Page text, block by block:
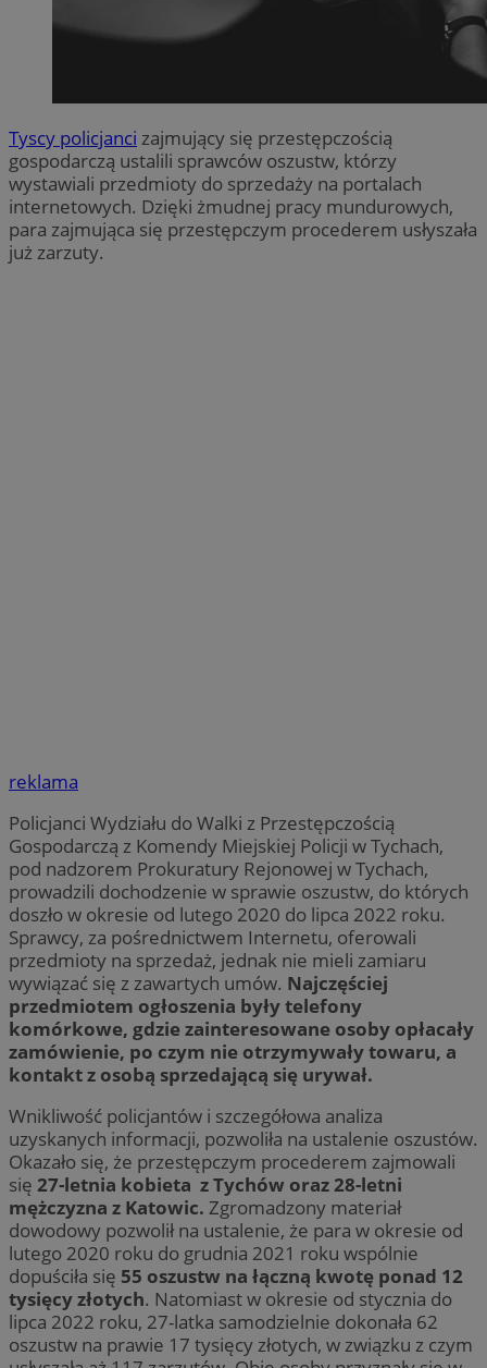
Tyscy policjanci zajmujący się przestępczością
gospodarczą ustalili sprawców oszustw, którzy
wystawiali przedmioty do sprzedaży na portalach
internetowych. Dzięki żmudnej pracy mundurowych,
para zajmująca się przestępczym procederem usłyszała
już zarzuty.
reklama
Policjanci Wydziału do Walki z Przestępczością
Gospodarczą z Komendy Miejskiej Policji w Tychach,
pod nadzorem Prokuratury Rejonowej w Tychach,
prowadzili dochodzenie w sprawie oszustw, do których
doszło w okresie od lutego 2020 do lipca 2022 roku.
Sprawcy, za pośrednictwem Internetu, oferowali
przedmioty na sprzedaż, jednak nie mieli zamiaru
wywiązać się z zawartych umów. Najczęściej
przedmiotem ogłoszenia były telefony
komórkowe, gdzie zainteresowane osoby opłacały
zamówienie, po czym nie otrzymywały towaru, a
kontakt z osobą sprzedającą się urywał.
Wnikliwość policjantów i szczegółowa analiza
uzyskanych informacji, pozwoliła na ustalenie oszustów.
Okazało się, że przestępczym procederem zajmowali
się 27-letnia kobieta z Tychów oraz 28-letni
mężczyzna z Katowic. Zgromadzony materiał
dowodowy pozwolił na ustalenie, że para w okresie od
lutego 2020 roku do grudnia 2021 roku wspólnie
dopuściła się 55 oszustw na łączną kwotę ponad 12
tysięcy złotych. Natomiast w okresie od stycznia do
lipca 2022 roku, 27-latka samodzielnie dokonała 62
oszustw na prawie 17 tysięcy złotych, w związku z czym